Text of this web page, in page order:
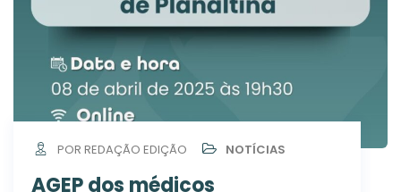
POR REDAÇÃO EDIÇÃO NOTÍCIAS
AGEP dos médicos